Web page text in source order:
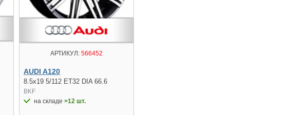
АРТИКУЛ: 566452
AUDI A120
8.5x19 5/112 ET32 DIA 66.6
BKF
на складе>12 шт.